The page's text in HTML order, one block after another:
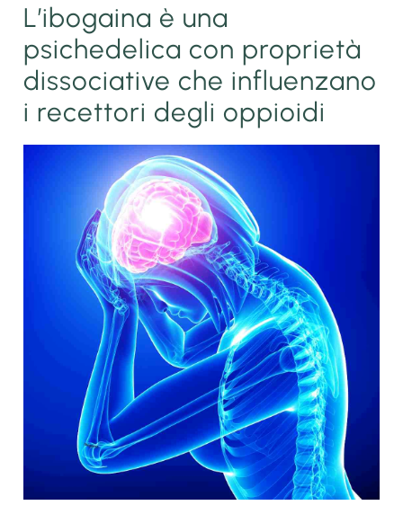
L’ibogaina è una
psichedelica con proprietà
dissociative che influenzano
i recettori degli oppioidi